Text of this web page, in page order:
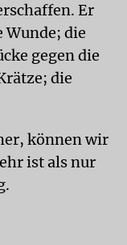
Er
Wunde; die
gegen die
die
können wir
ist als nur